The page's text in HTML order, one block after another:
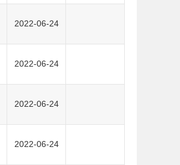
2022-06-24
2022-06-24
2022-06-24
2022-06-24